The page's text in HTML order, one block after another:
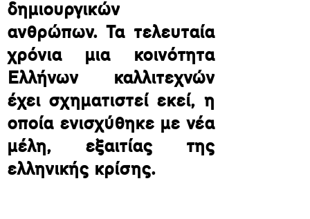
δημιουργικών
ανθρώπων. Τα τελευταία
χρόνια μια κοινότητα
Ελλήνων καλλιτεχνών
έχει σχηματιστεί εκεί, η
οποία ενισχύθηκε με νέα
μέλη, εξαιτίας της
ελληνικής κρίσης.